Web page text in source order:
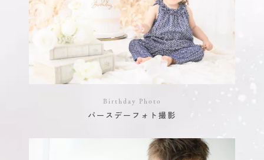
Birthday Photo
バースデーフォト撮影